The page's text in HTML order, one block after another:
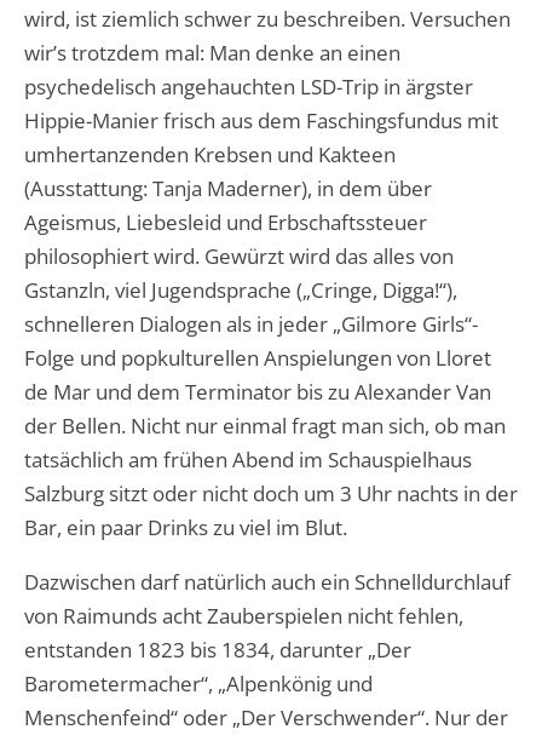
wird, ist ziemlich schwer zu beschreiben. Versuchen
wir’s trotzdem mal: Man denke an einen
psychedelisch angehauchten LSD-Trip in ärgster
Hippie-Manier frisch aus dem Faschingsfundus mit
umhertanzenden Krebsen und Kakteen
(Ausstattung: Tanja Maderner), in dem über
Ageismus, Liebesleid und Erbschaftssteuer
philosophiert wird. Gewürzt wird das alles von
Gstanzln, viel Jugendsprache („Cringe, Digga!“),
schnelleren Dialogen als in jeder „Gilmore Girls“-
Folge und popkulturellen Anspielungen von Lloret
de Mar und dem Terminator bis zu Alexander Van
der Bellen. Nicht nur einmal fragt man sich, ob man
tatsächlich am frühen Abend im Schauspielhaus
Salzburg sitzt oder nicht doch um 3 Uhr nachts in der
Bar, ein paar Drinks zu viel im Blut.
Dazwischen darf natürlich auch ein Schnelldurchlauf
von Raimunds acht Zauberspielen nicht fehlen,
entstanden 1823 bis 1834, darunter „Der
Barometermacher“, „Alpenkönig und
Menschenfeind“ oder „Der Verschwender“. Nur der